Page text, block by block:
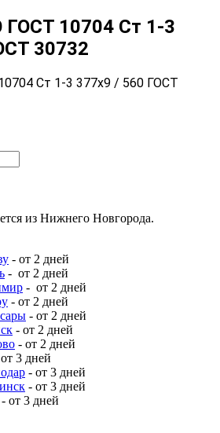
10704 Ст 1-3
30732
Ст 1-3 377x9 / 560 ГОСТ
из Нижнего Новгорода.
- от 2 дней
- от 2 дней
- от 2 дней
- от 2 дней
- от 2 дней
- от 2 дней
- от 2 дней
3 дней
- от 3 дней
- от 3 дней
- от 3 дней